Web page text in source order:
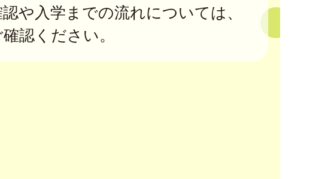
や入学までの流れについては、
認ください。